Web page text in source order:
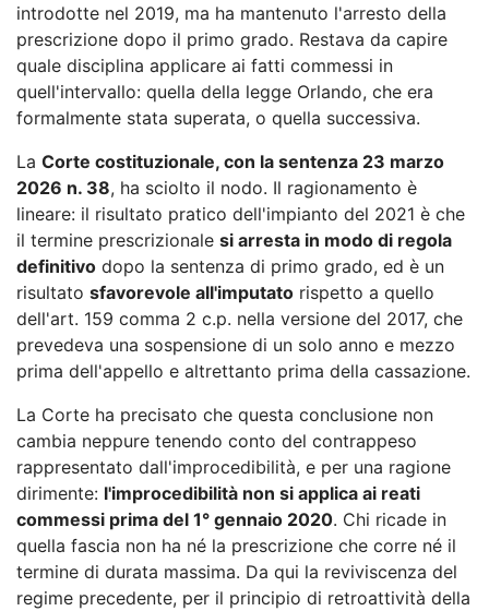
introdotte nel 2019, ma ha mantenuto l'arresto della
prescrizione dopo il primo grado. Restava da capire
quale disciplina applicare ai fatti commessi in
quell'intervallo: quella della legge Orlando, che era
formalmente stata superata, o quella successiva.
La Corte costituzionale, con la sentenza 23 marzo
2026 n. 38, ha sciolto il nodo. Il ragionamento è
lineare: il risultato pratico dell'impianto del 2021 è che
il termine prescrizionale si arresta in modo di regola
definitivo dopo la sentenza di primo grado, ed è un
risultato sfavorevole all'imputato rispetto a quello
dell'art. 159 comma 2 c.p. nella versione del 2017, che
prevedeva una sospensione di un solo anno e mezzo
prima dell'appello e altrettanto prima della cassazione.
La Corte ha precisato che questa conclusione non
cambia neppure tenendo conto del contrappeso
rappresentato dall'improcedibilità, e per una ragione
dirimente: l'improcedibilità non si applica ai reati
commessi prima del 1° gennaio 2020. Chi ricade in
quella fascia non ha né la prescrizione che corre né il
termine di durata massima. Da qui la reviviscenza del
regime precedente, per il principio di retroattività della